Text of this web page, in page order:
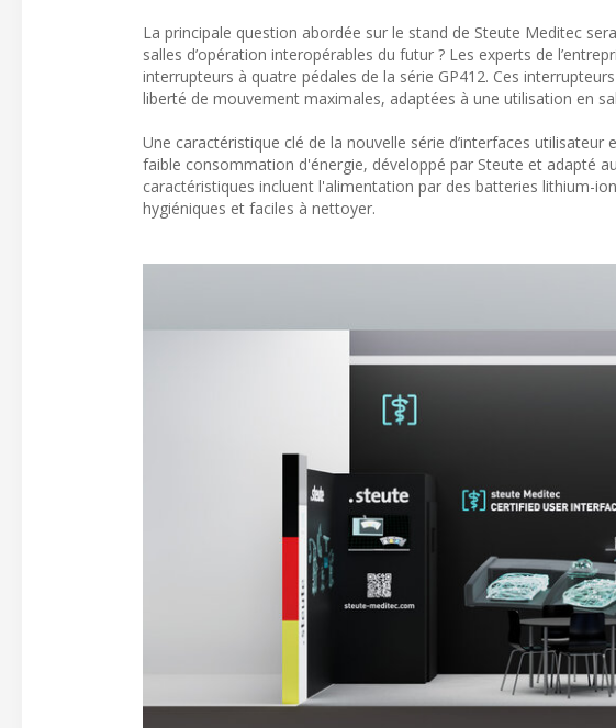
La principale question abordée sur le stand de Steute Meditec
salles d’opération interopérables du futur ? Les experts de
interrupteurs à quatre pédales de la série GP412. Ces
liberté de mouvement maximales, adaptées à une utilisation en
Une caractéristique clé de la nouvelle série d’interfaces
faible consommation d'énergie, développé par Steute et adapté
caractéristiques incluent l'alimentation par des batteries lithium-
hygiéniques et faciles à nettoyer.